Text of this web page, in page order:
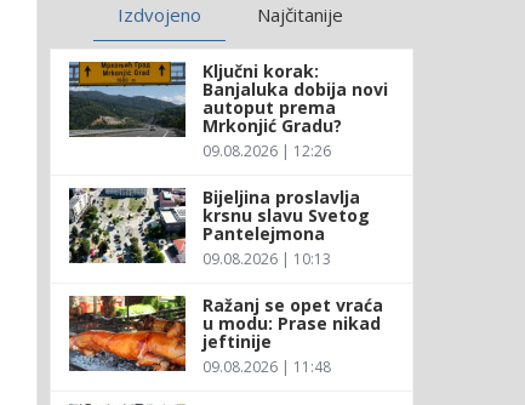
Izdvojeno Najčitanije
Ključni korak:
Banjaluka dobija novi
autoput prema
Mrkonjić Gradu?
09.08.2026 | 12:26
Bijeljina proslavlja
krsnu slavu Svetog
Pantelejmona
09.08.2026 | 10:13
Ražanj se opet vraća
u modu: Prase nikad
jeftinije
09.08.2026 | 11:48